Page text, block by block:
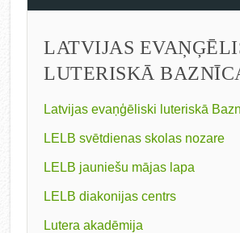
LATVIJAS
LUTERISKĀ
Latvijas evaņģēliski luteriskā
LELB svētdienas skolas nozare
LELB jauniešu mājas lapa
LELB diakonijas centrs
Lutera akadēmija